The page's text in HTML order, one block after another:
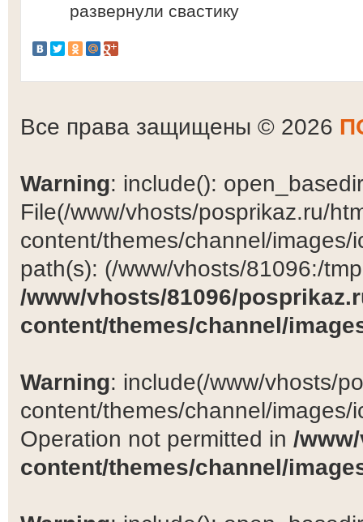
развернули свастику
Все права защищены © 2026
Warning: include():
File(/www/vhosts/posprikaz.ru/
content/themes/channel/
path(s): (/www/vhosts/81096:/
/www/vhosts/81096/
content/themes/channel/
Warning: include(/www/vhosts/
content/themes/channel/
Operation not permitted in /
content/themes/channel/